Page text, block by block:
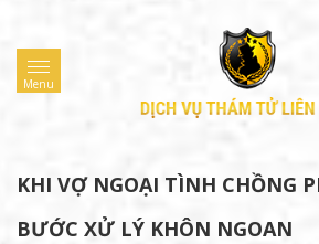
Menu
KHI VỢ NGOẠI TÌNH CHỒNG
BƯỚC XỬ LÝ KHÔN NGOAN